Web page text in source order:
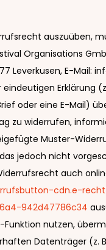
auszuüben,
Organisations
Leverkusen, E-Mail:
Erklärung
oder eine E-Mail)
zu widerrufen,
Muster-
jedoch nicht
auch
cdn.e-
942d47786c34
Funktion nutzen,
Datenträger (z.